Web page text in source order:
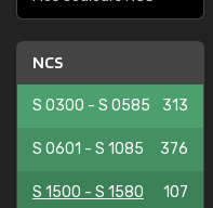
NCS
S 0300 - S 0585 313
S 0601 - S 1085 376
S 1500 - S 1580 107